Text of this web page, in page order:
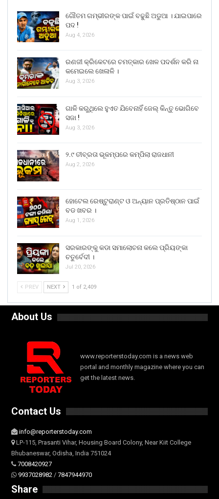
ଗୌତମ ଗମ୍ଭୀରଙ୍କ ପାଇଁ ବଢୁଛି ଅଡୁଆ । ଯାଇପାରେ
ପଦ !
Aug 4, 2026
ରଣଜୀ କ୍ରିକେଟରେ ଚମତ୍କାର ଖେଳ ପଦର୍ଶନ କରି ନା
କମେଇଲେ ଖେଳାଳି ।
Aug 3, 2026
ଗାଳି କରୁଥିଲେ ହୁଏତ ଯିବେନାହିଁ ଜେଲ୍ କିନ୍ତୁ ଭୋଗିବେ
ସଜା !
Aug 3, 2026
୨.୯ ତୀବ୍ରତା ଭୂକମ୍ପରେ କମ୍ପିଲା ରାଜଧାନୀ
Aug 2, 2026
ହୋଟେଲ ରେଷ୍ଟୁରାଣ୍ଟ ଓ ଅନ୍ୟାନ ପ୍ରତିଷ୍ଠାନ ପାଇଁ
ବଡ ଖବର ।
Aug 1, 2026
ସରକାରଙ୍କୁ କଡା ସମାଲୋଚନା କଲେ ପ୍ରିୟଙ୍କା
ଚତୁର୍ବେଦୀ ।
Jul 20, 2026
PREV NEXT 1 of 2,409
About Us
www.reporterstoday.com is a news web
portal and monthly magazine where you can
get the latest news.
Contact Us
info@reporterstoday.com
LP-115, Prasanti Vihar, Housing Board Colony, Near Kiit College
Bhubaneswar, Odisha, India 751024
7008420927
9937028982 / 7847944970
Share